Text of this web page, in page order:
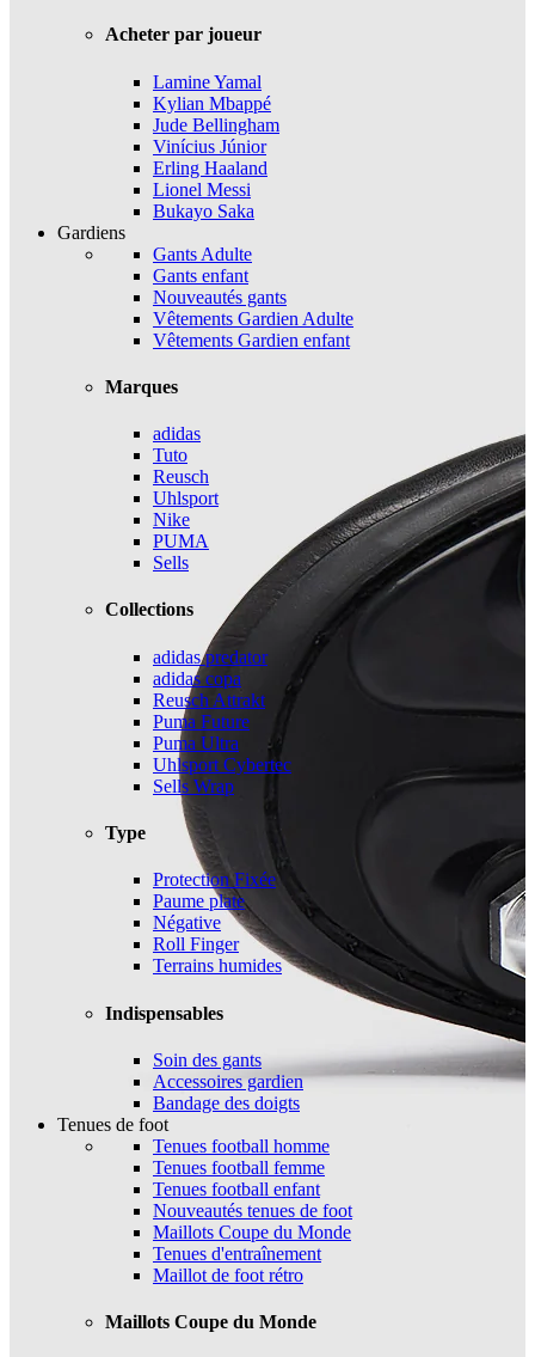
Acheter par joueur
Lamine Yamal
Kylian Mbappé
Jude Bellingham
Vinícius Júnior
Erling Haaland
Lionel Messi
Bukayo Saka
Gardiens
Gants Adulte
Gants enfant
Nouveautés gants
Vêtements Gardien Adulte
Vêtements Gardien enfant
Marques
adidas
Tuto
Reusch
Uhlsport
Nike
PUMA
Sells
Collections
adidas predator
adidas copa
Reusch Attrakt
Puma Future
Puma Ultra
Uhlsport Cybertec
Sells Wrap
Type
Protection Fixée
Paume plate
Négative
Roll Finger
Terrains humides
Indispensables
Soin des gants
Accessoires gardien
Bandage des doigts
Tenues de foot
Tenues football homme
Tenues football femme
Tenues football enfant
Nouveautés tenues de foot
Maillots Coupe du Monde
Tenues d'entraînement
Maillot de foot rétro
Maillots Coupe du Monde